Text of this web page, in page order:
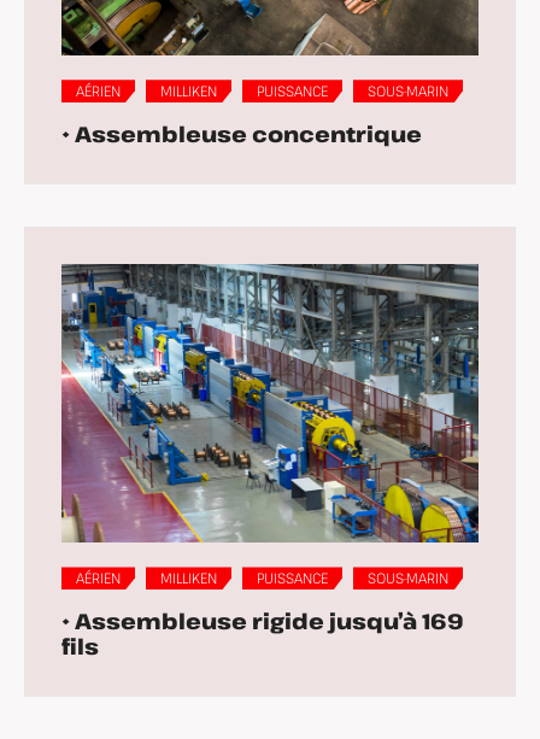
AÉRIEN MILLIKEN PUISSANCE SOUS-MARIN
• Assembleuse concentrique
AÉRIEN MILLIKEN PUISSANCE SOUS-MARIN
• Assembleuse rigide jusqu’à 169
fils